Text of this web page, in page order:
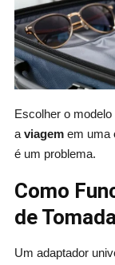
Escolher o
a viagemem uma
é um problema.
Como
de
Um adaptador